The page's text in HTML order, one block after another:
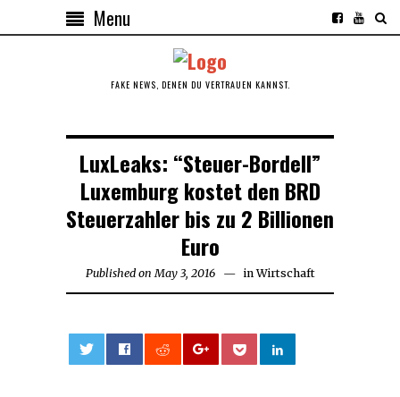
Menu
FAKE NEWS, DENEN DU VERTRAUEN KANNST.
LuxLeaks: “Steuer-Bordell”
Luxemburg kostet den BRD
Steuerzahler bis zu 2 Billionen
Euro
Published on May 3, 2016May in Wirtschaft